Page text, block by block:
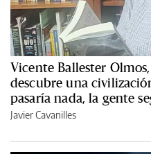
Vicente Ballester
descubre una
pasaría nada, la gente
Javier Cavanilles